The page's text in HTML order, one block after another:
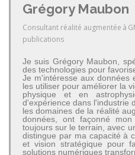
Grégory Maubon
Consultant réalité augmentée à
publications
Je suis Grégory Maubon,
des technologies pour
Je m'intéresse aux données
les utiliser pour améliorer la
physique et en
d'expérience dans l'industrie
les domaines de la réalité
données, ont façonné mon
toujours sur le terrain, avec
distingue par ma capacité à
et vision stratégique pour
solutions numériques